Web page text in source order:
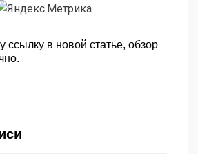
ссылку в новой статье, обзор